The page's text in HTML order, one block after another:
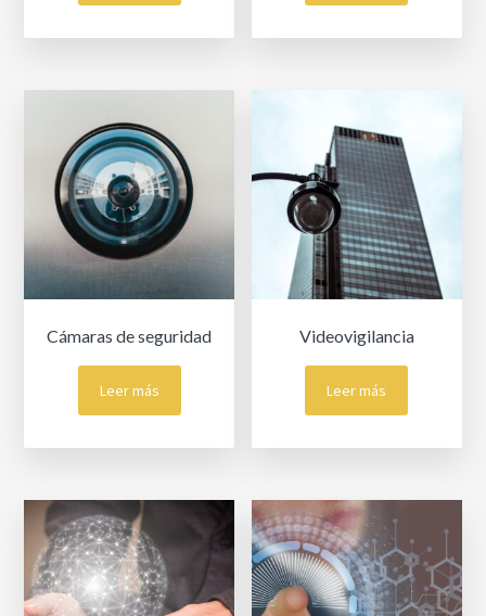
Cámaras de seguridad
Leer más
Videovigilancia
Leer más